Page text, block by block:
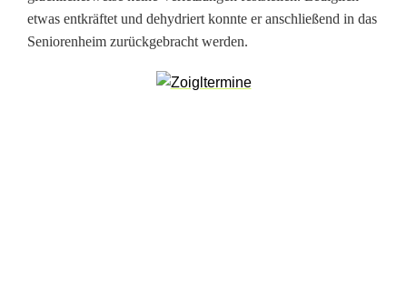
i
c
etwas entkräftet und dehydriert konnte er anschließend in das
Seniorenheim zurückgebracht werden.